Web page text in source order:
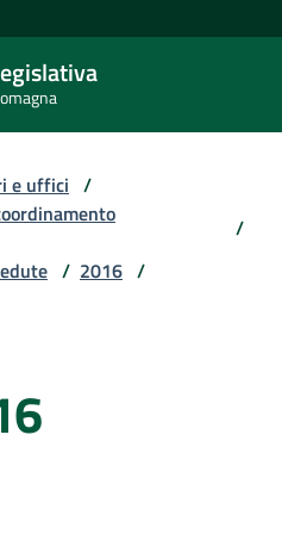
e uffici /
/
/ 2016 /